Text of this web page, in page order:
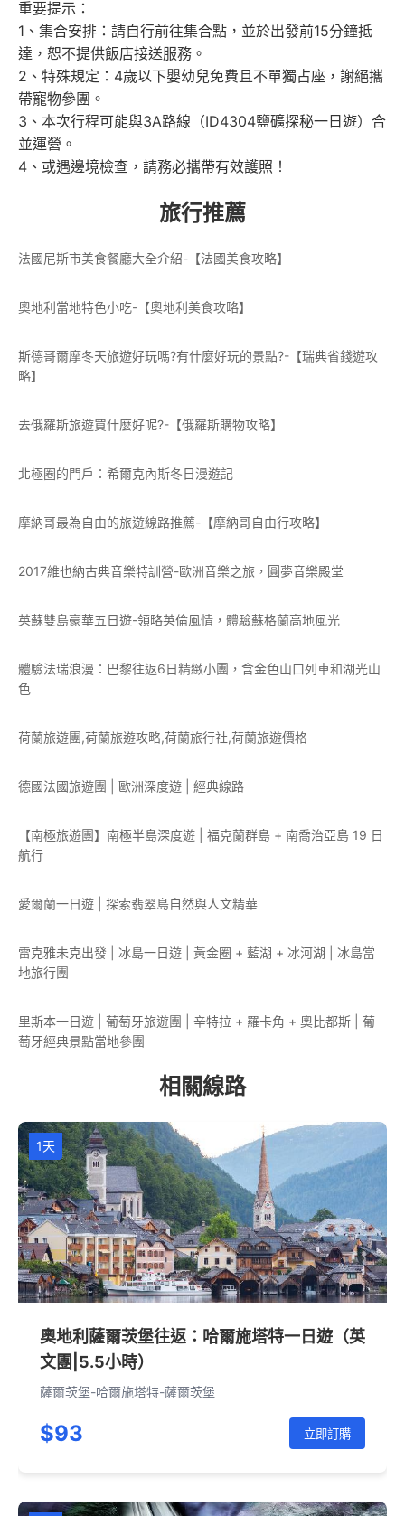
重要提示：
1、集合安排：請自行前往集合點，並於出發前15分鐘抵
達，恕不提供飯店接送服務。
2、特殊規定：4歲以下嬰幼兒免費且不單獨占座，謝絕攜
帶寵物參團。
3、本次行程可能與3A路線（ID4304鹽礦探秘一日遊）合
並運營。
4、或遇邊境檢查，請務必攜帶有效護照！
旅行推薦
法國尼斯市美食餐廳大全介紹-【法國美食攻略】
奧地利當地特色小吃-【奧地利美食攻略】
斯德哥爾摩冬天旅遊好玩嗎?有什麼好玩的景點?-【瑞典省錢遊攻
略】
去俄羅斯旅遊買什麼好呢?-【俄羅斯購物攻略】
北極圈的門戶：希爾克內斯冬日漫遊記
摩納哥最為自由的旅遊線路推薦-【摩納哥自由行攻略】
2017維也納古典音樂特訓營-歐洲音樂之旅，圓夢音樂殿堂
英蘇雙島豪華五日遊-領略英倫風情，體驗蘇格蘭高地風光
體驗法瑞浪漫：巴黎往返6日精緻小團，含金色山口列車和湖光山
色
荷蘭旅遊團,荷蘭旅遊攻略,荷蘭旅行社,荷蘭旅遊價格
德國法國旅遊團 | 歐洲深度遊 | 經典線路
【南極旅遊團】南極半島深度遊 | 福克蘭群島 + 南喬治亞島 19 日
航行
愛爾蘭一日遊 | 探索翡翠島自然與人文精華
雷克雅未克出發 | 冰島一日遊 | 黃金圈 + 藍湖 + 冰河湖 | 冰島當
地旅行團
里斯本一日遊 | 葡萄牙旅遊團 | 辛特拉 + 羅卡角 + 奧比都斯 | 葡
萄牙經典景點當地參團
相關線路
1天
奧地利薩爾茨堡往返：哈爾施塔特一日遊（英
文團|5.5小時）
薩爾茨堡-哈爾施塔特-薩爾茨堡
$93 立即訂購